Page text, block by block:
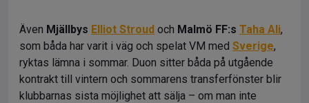
Även Mjällbys Elliot Stroud och Malmö FF:s Taha Ali,
som båda har varit i väg och spelat VM med Sverige,
ryktas lämna i sommar. Duon sitter båda på utgående
kontrakt till vintern och sommarens transferfönster blir
klubbarnas sista möjlighet att sälja – om man inte